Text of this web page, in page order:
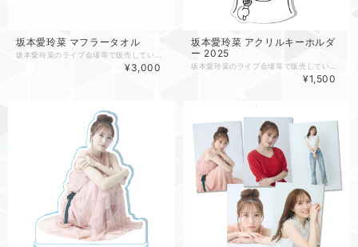
坂本愛玲菜 マフラータオル
¥3,000
坂本愛玲菜 アクリルキーホルダ
ー 2025
坂本愛玲菜のライブ会場等で販売していたアクリルキーホルダーです。 【送料】 １回のご注文につき450円（全国） ※配送業者の選択はできません。また営業所留め、郵便局留めの指定もできません。ご了承ください。 ※他の商品と同梱の場合は、送料が変わる場合があります。 ●画像はイメージです。 ●色合いなど画面の印象とは若干異なることがあります。 ●製作上わずかにデザインサイズなどが変更になる場合があります。
¥1,500